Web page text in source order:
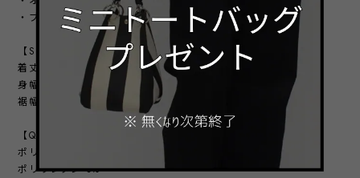
・ブラック
【SIZE】
着丈：前60㎝ ／ 後72㎝
身幅：61㎝
裾幅：60.5㎝
【QUALITY】
ポリエステル 97%
ポリウレタン 3%